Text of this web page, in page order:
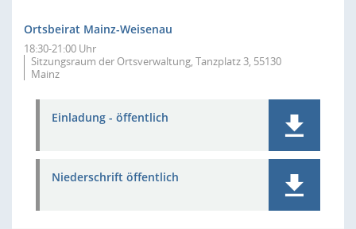
Ortsbeirat Mainz-Weisenau
18:30-21:00 Uhr
Sitzungsraum der Ortsverwaltung, Tanzplatz 3, 55130
Mainz
Einladung - öffentlich
Niederschrift öffentlich